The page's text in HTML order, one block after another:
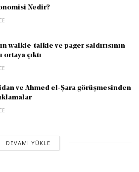
Nedir?
walkie-talkie ve pager saldırısının
ortaya çıktı
ve Ahmed el-Şara görüşmesinden
DEVAMI YÜKLE